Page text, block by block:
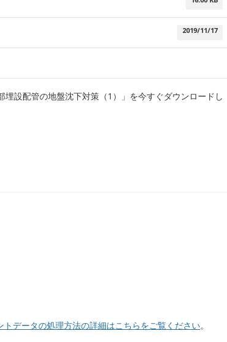
2019/11/17
埋設配管の地盤沈下対策（1）」を今すぐダウンロードし
トデータの処理方法の詳細はこちらをご覧ください。